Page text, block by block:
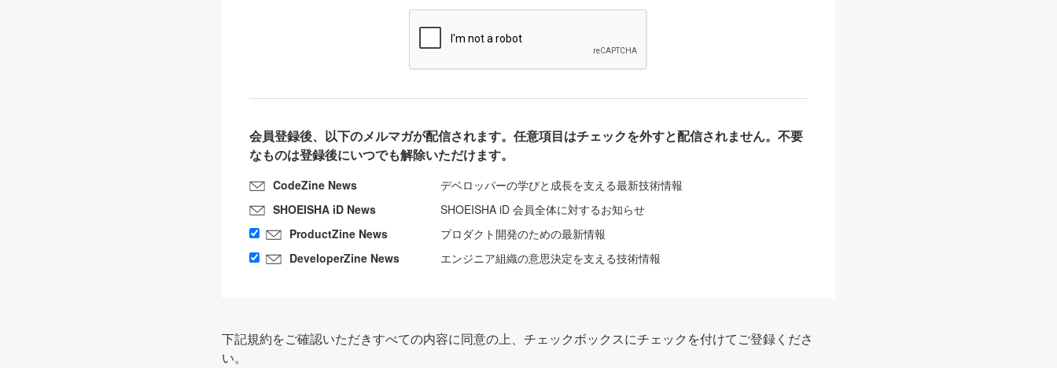
会員登録後、以下のメルマガが配信されます。任意項目はチェックを外すと配信されません。不要
なものは登録後にいつでも解除いただけます。
CodeZine News
デベロッパーの学びと成長を支える最新技術情報
SHOEISHA iD News
SHOEISHA iD 会員全体に対するお知らせ
ProductZine News
プロダクト開発のための最新情報
DeveloperZine News
エンジニア組織の意思決定を支える技術情報
下記規約をご確認いただきすべての内容に同意の上、チェックボックスにチェックを付けてご登録くださ
い。